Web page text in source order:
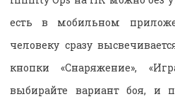
есть в мобильном
человеку сразу
кнопки «Снаряжение»,
выбирайте вариант боя, и